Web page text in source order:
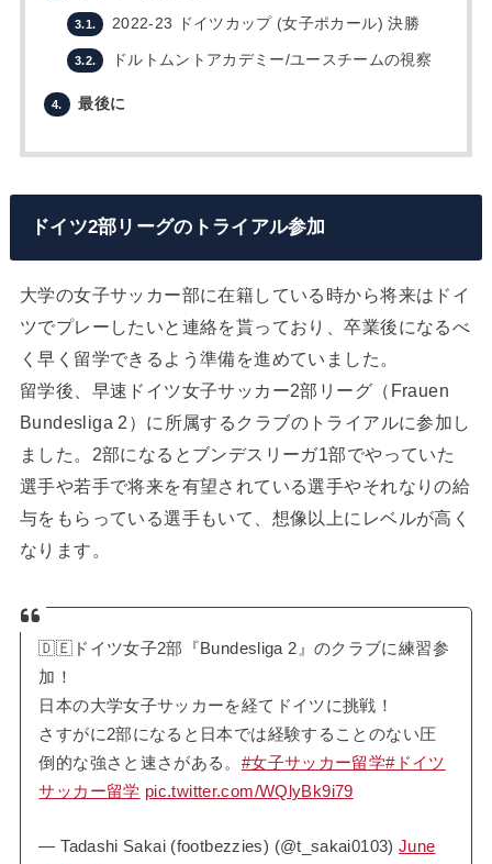
3.1. 2022-23 ドイツカップ (女子ポカール) 決勝
3.2. ドルトムントアカデミー/ユースチームの視察
4. 最後に
ドイツ2部リーグのトライアル参加
大学の女子サッカー部に在籍している時から将来はドイ
ツでプレーしたいと連絡を貰っており、卒業後になるべ
く早く留学できるよう準備を進めていました。
留学後、早速ドイツ女子サッカー2部リーグ（Frauen
Bundesliga 2）に所属するクラブのトライアルに参加し
ました。2部になるとブンデスリーガ1部でやっていた
選手や若手で将来を有望されている選手やそれなりの給
与をもらっている選手もいて、想像以上にレベルが高く
なります。
🇩🇪ドイツ女子2部『Bundesliga 2』のクラブに練習参
加！
日本の大学女子サッカーを経てドイツに挑戦！
さすがに2部になると日本では経験することのない圧
倒的な強さと速さがある。 #女子サッカー留学#ドイツ
サッカー留学 pic.twitter.com/WQlyBk9i79
— Tadashi Sakai (footbezzies) (@t_sakai0103)June